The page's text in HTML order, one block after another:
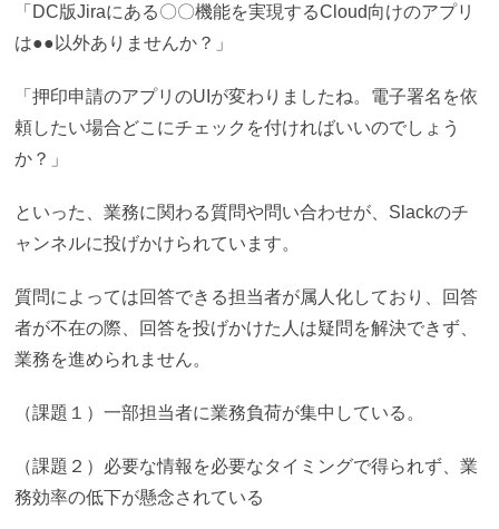
「DC版Jiraにある〇〇機能を実現するCloud向けのアプリ
は●●以外ありませんか？」
「押印申請のアプリのUIが変わりましたね。電子署名を依
頼したい場合どこにチェックを付ければいいのでしょう
か？」
といった、業務に関わる質問や問い合わせが、Slackのチ
ャンネルに投げかけられています。
質問によっては回答できる担当者が属人化しており、 回答
者が不在の際、回答を投げかけた人は疑問を解決できず、
業務を進められません。
（課題１）一部担当者に業務負荷が集中している。
（課題２）必要な情報を必要なタイミングで得られず、業
務効率の低下が懸念されている